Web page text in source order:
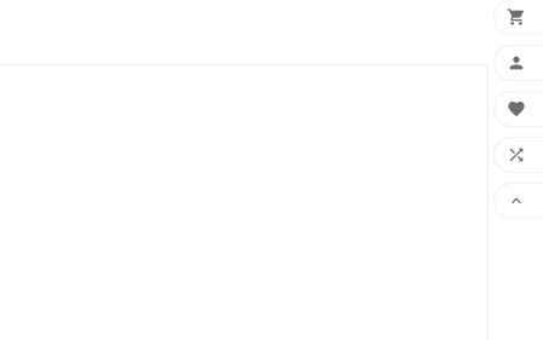




